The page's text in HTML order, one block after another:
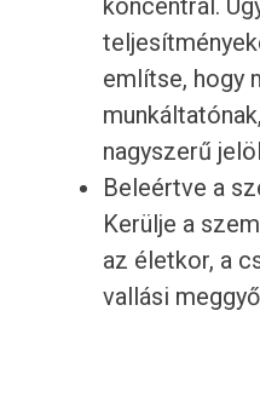
koncentrál.
említse, hogy
nagyszerű
Beleértve a
Kerülje a
az életkor, a
vallási